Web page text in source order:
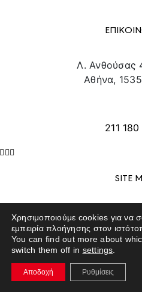
Λ. Ανθούσας
Αθήνα,
211 180
SITE
ΕΚΘΕΤΕΣ
ΕΠΙΣΚΕΠΤΕΣ
ΕΚΔΗΛΩΣΕΙΣ
ΤΟ ΕΚΘΕΣΙΑΚΟ ΚΕΝΤΡΟ
ΕΠΙΚΟΙΝΩΝΙΑ
Χρησιμοποιούμε cookies για να
εμπειρία πλοήγησης στον
You can find out more about
switch them off in settings
Αποδοχή Ρυθμίσεις